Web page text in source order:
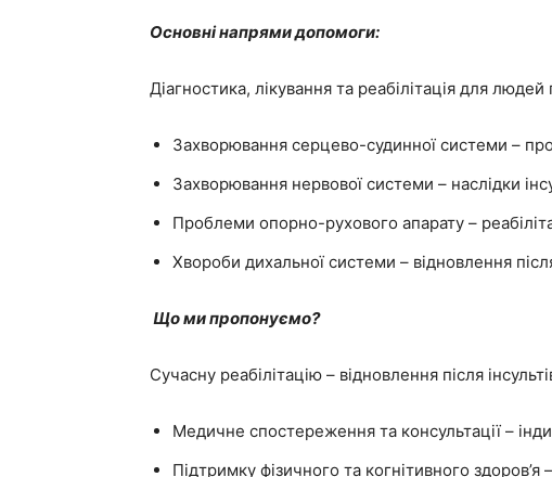
Основні напрями допомоги:
Діагностика, лікування та реабілітація для
Захворювання серцево-судинної системи –
Захворювання нервової системи – наслідки
Проблеми опорно-рухового апарату –
Хвороби дихальної системи – відновлення
Що ми пропонуємо?
Сучасну реабілітацію – відновлення після
Медичне спостереження та консультації –
Підтримку фізичного та когнітивного